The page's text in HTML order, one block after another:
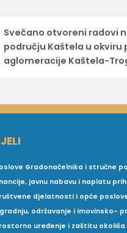
Svečano otvoreni radovi
području Kaštela u okviru
aglomeracije Kaštela-
Gradonačelnika i stručne
javnu nabavu i naplatu
djelatnosti i opće
održavanje i imovinsko-
uređenje i zaštitu okoliša